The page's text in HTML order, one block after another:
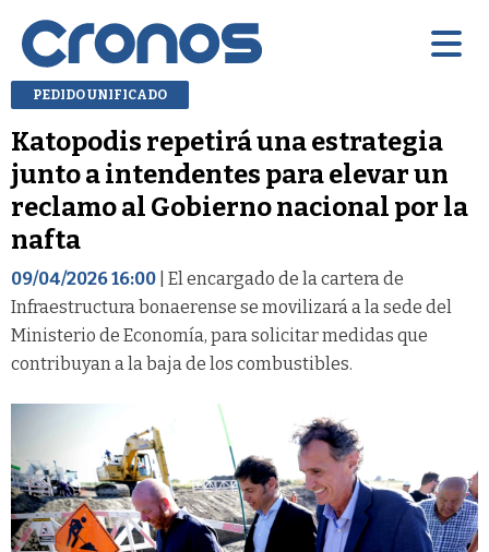
PEDIDO UNIFICADO
Katopodis repetirá una estrategia
junto a intendentes para elevar un
reclamo al Gobierno nacional por la
nafta
09/04/2026 16:00 | El encargado de la cartera de
Infraestructura bonaerense se movilizará a la sede del
Ministerio de Economía, para solicitar medidas que
contribuyan a la baja de los combustibles.